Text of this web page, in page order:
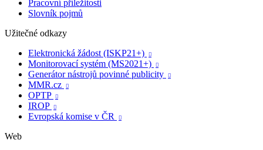
Pracovní příležitosti
Slovník pojmů
Užitečné odkazy
Elektronická žádost (ISKP21+)

Monitorovací systém (MS2021+) 
Generátor nástrojů povinné publicity 
MMR.cz 
OPTP 
IROP 
Evropská komise v ČR 
Web